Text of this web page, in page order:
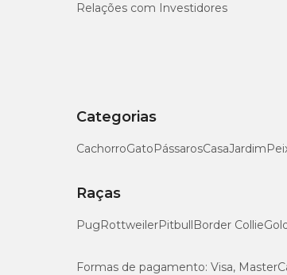
Relações com Investidores
Categorias
CachorroGatoPássarosCasaJardim
Raças
PugRottweilerPitbullBorder Collie
Formas de pagamento: Visa,